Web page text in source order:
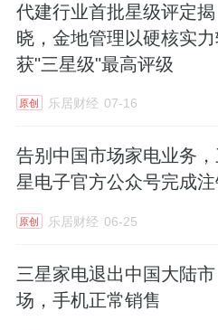
克斯电气进行了高达
红金额甚至超过了当期
度。
并不算乐观。截至2024
的现金流量净额为-
价物同比下降33.8%至
公开资料显示，截至
代建行业首批星级评定揭
晓，金地管理以硬核实
获"三星级"最高评级
原创 乐居财经 07-16
告别中国市场家电业务，
星电子官方公众号完成注
原创 乐居财经 06-25
三星家电退出中国大陆市
场，手机正常销售